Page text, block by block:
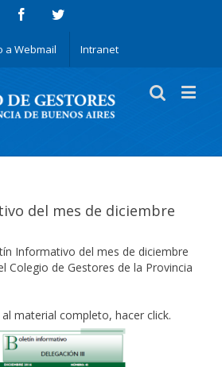
a Webmail Intranet
del mes de diciembre
Informativo del mes de diciembre
Colegio de Gestores de la Provincia
al material completo, hacer click.